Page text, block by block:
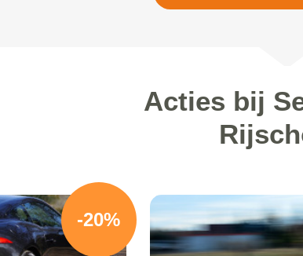
Acties bij
-20%